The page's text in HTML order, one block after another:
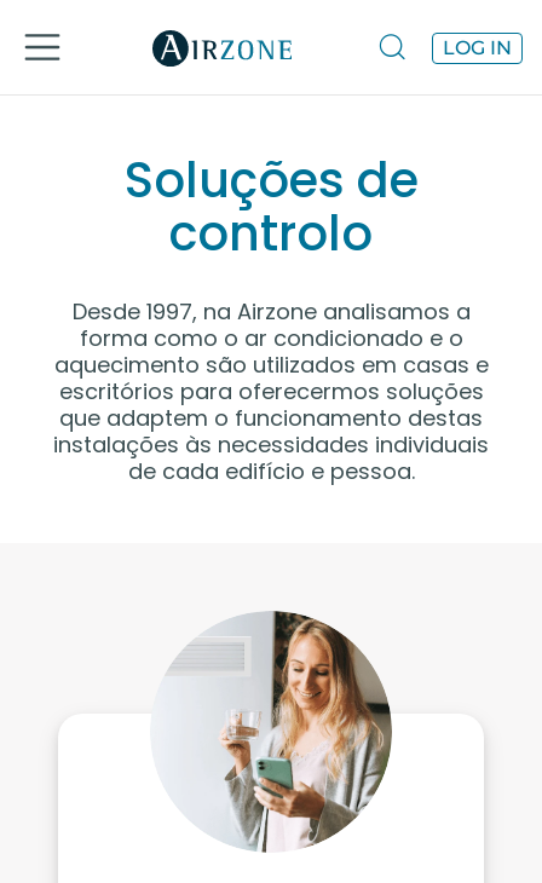
LOG IN
Soluções de
controlo
Desde 1997, na Airzone analisamos a
forma como o ar condicionado e o
aquecimento são utilizados em casas e
escritórios para oferecermos soluções
que adaptem o funcionamento destas
instalações às necessidades individuais
de cada edifício e pessoa.